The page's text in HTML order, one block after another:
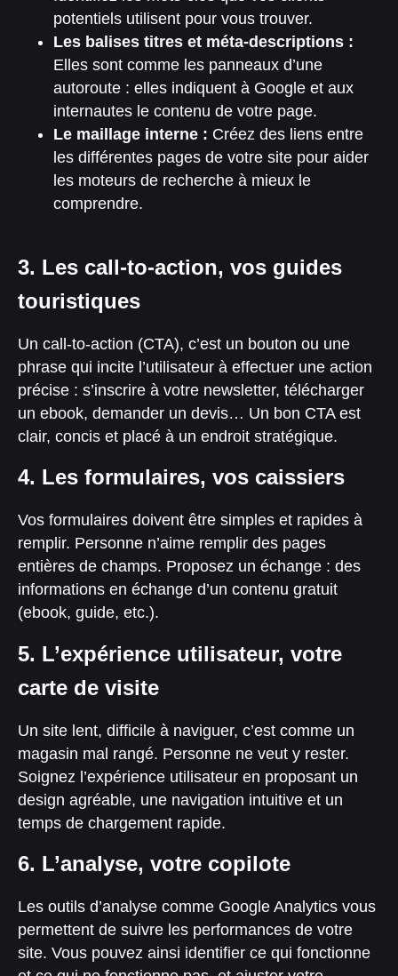
potentiels utilisent pour vous trouver.
Les balises titres et méta-descriptions :
Elles sont comme les panneaux d’une
autoroute : elles indiquent à Google et aux
internautes le contenu de votre page.
Le maillage interne : Créez des liens entre
les différentes pages de votre site pour aider
les moteurs de recherche à mieux le
comprendre.
3. Les call-to-action, vos guides
touristiques
Un call-to-action (CTA), c’est un bouton ou une
phrase qui incite l’utilisateur à effectuer une action
précise : s’inscrire à votre newsletter, télécharger
un ebook, demander un devis… Un bon CTA est
clair, concis et placé à un endroit stratégique.
4. Les formulaires, vos caissiers
Vos formulaires doivent être simples et rapides à
remplir. Personne n’aime remplir des pages
entières de champs. Proposez un échange : des
informations en échange d’un contenu gratuit
(ebook, guide, etc.).
5. L’expérience utilisateur, votre
carte de visite
Un site lent, difficile à naviguer, c’est comme un
magasin mal rangé. Personne ne veut y rester.
Soignez l’expérience utilisateur en proposant un
design agréable, une navigation intuitive et un
temps de chargement rapide.
6. L’analyse, votre copilote
Les outils d’analyse comme Google Analytics vous
permettent de suivre les performances de votre
site. Vous pouvez ainsi identifier ce qui fonctionne